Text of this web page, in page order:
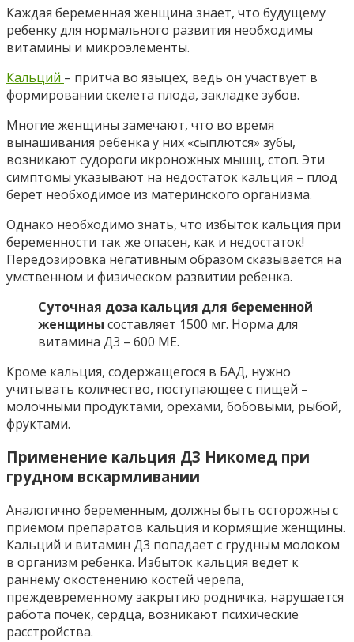
Каждая беременная женщина знает, что будущему
ребенку для нормального развития необходимы
витамины и микроэлементы.
Кальций – притча во языцех, ведь он участвует в
формировании скелета плода, закладке зубов.
Многие женщины замечают, что во время
вынашивания ребенка у них «сыплются» зубы,
возникают судороги икроножных мышц, стоп. Эти
симптомы указывают на недостаток кальция – плод
берет необходимое из материнского организма.
Однако необходимо знать, что избыток кальция при
беременности так же опасен, как и недостаток!
Передозировка негативным образом сказывается на
умственном и физическом развитии ребенка.
Суточная доза кальция для беременной
женщины составляет 1500 мг. Норма для
витамина Д3 – 600 МЕ.
Кроме кальция, содержащегося в БАД, нужно
учитывать количество, поступающее с пищей –
молочными продуктами, орехами, бобовыми, рыбой,
фруктами.
Применение кальция Д3 Никомед при
грудном вскармливании
Аналогично беременным, должны быть осторожны с
приемом препаратов кальция и кормящие женщины.
Кальций и витамин Д3 попадает с грудным молоком
в организм ребенка. Избыток кальция ведет к
раннему окостенению костей черепа,
преждевременному закрытию родничка, нарушается
работа почек, сердца, возникают психические
расстройства.